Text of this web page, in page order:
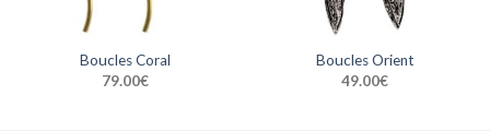
Boucles Coral
79.00€
Boucles Orient
49.00€